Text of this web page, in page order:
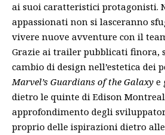
ai suoi caratteristici protagonisti.
appassionati non si lasceranno
vivere nuove avventure con il
Grazie ai trailer pubblicati finora,
cambio di design nell’estetica dei
Marvel’s Guardians of the Galaxy e
dietro le quinte di Edison
approfondimento degli
proprio delle ispirazioni dietro alle